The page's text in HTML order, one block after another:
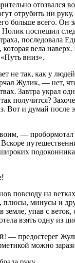
отозвался
отрубить ни
больше всего. Он
поспешил
последовала
которая вела
вниз».
не так, как у
Жулик, — нет,
Завтра украл
получится?
Вот и думай после
—
повсюду на
плюсы, минусы и
земле, упав с веток,
взять одну из
— предостерег
можно